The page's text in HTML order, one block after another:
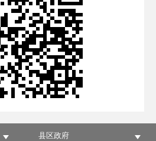
县区政府